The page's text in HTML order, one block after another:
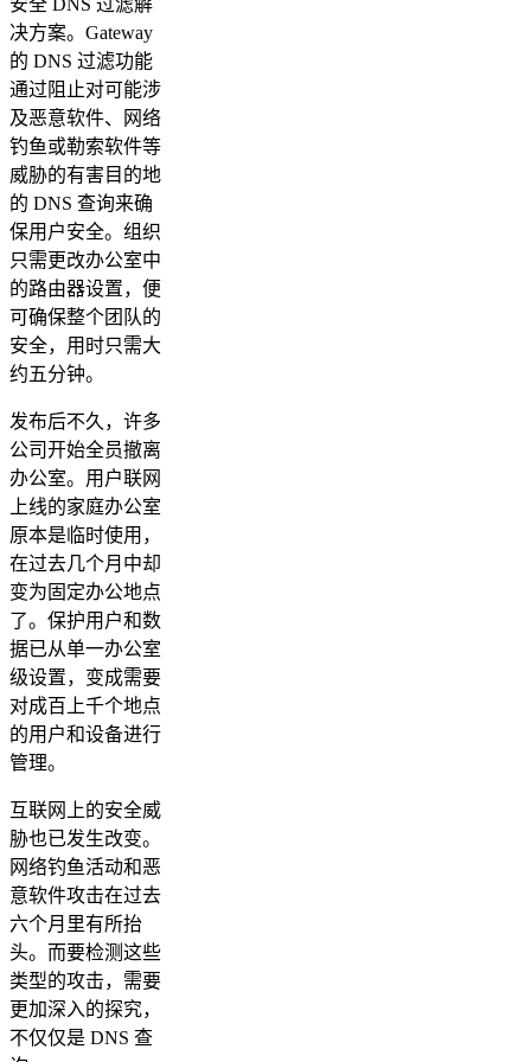
决方案。Gateway
的 DNS 过滤功能
通过阻止对可能涉
及恶意软件、网络
钓鱼或勒索软件等
威胁的有害目的地
的 DNS 查询来确
保用户安全。组织
只需更改办公室中
的路由器设置，便
可确保整个团队的
安全，用时只需大
约五分钟。
发布后不久，许多
公司开始全员撤离
办公室。用户联网
上线的家庭办公室
原本是临时使用，
在过去几个月中却
变为固定办公地点
了。保护用户和数
据已从单一办公室
级设置，变成需要
对成百上千个地点
的用户和设备进行
管理。
互联网上的安全威
胁也已发生改变。
网络钓鱼活动和恶
意软件攻击在过去
六个月里有所抬
头。而要检测这些
类型的攻击，需要
更加深入的探究，
不仅仅是 DNS 查